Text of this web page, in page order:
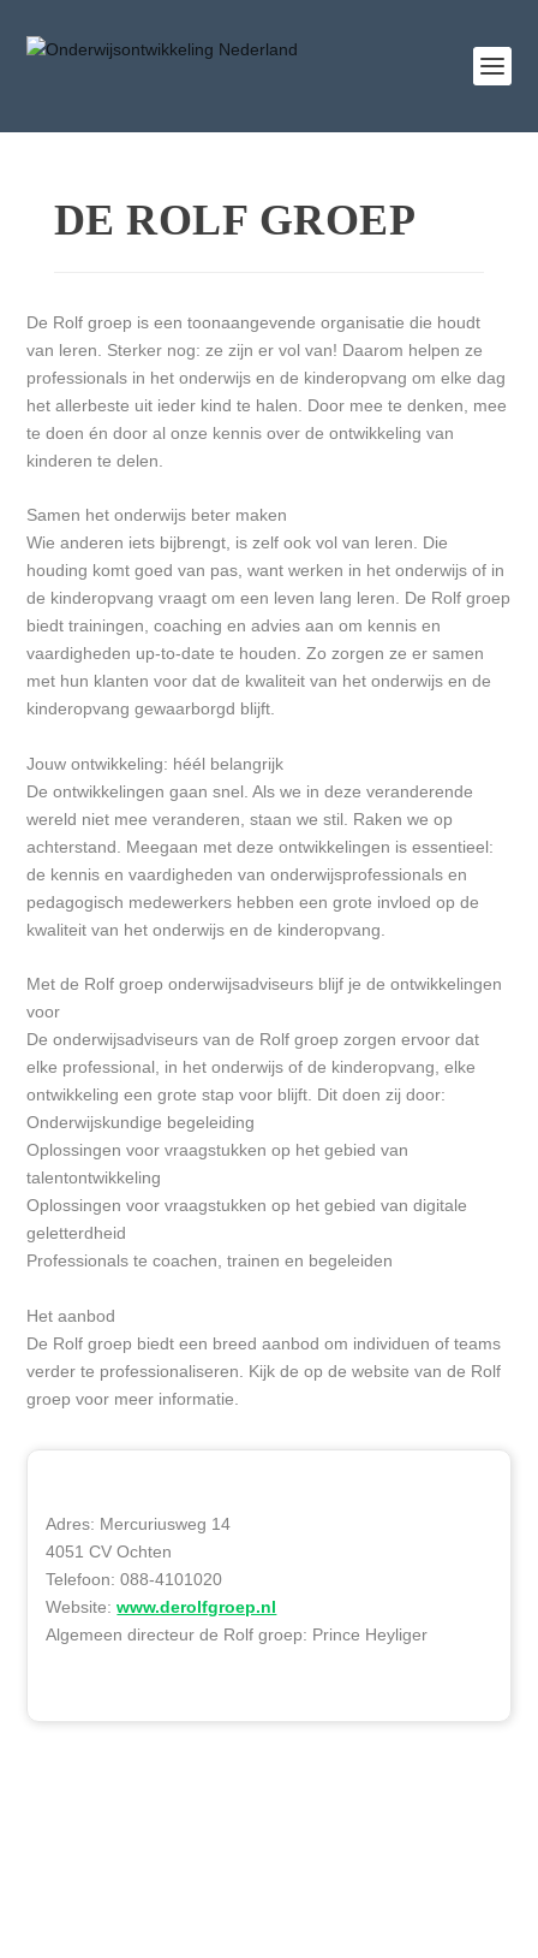
DE ROLF GROEP
De Rolf groep is een toonaangevende organisatie die houdt
van leren. Sterker nog: ze zijn er vol van! Daarom helpen ze
professionals in het onderwijs en de kinderopvang om elke dag
het allerbeste uit ieder kind te halen. Door mee te denken, mee
te doen én door al onze kennis over de ontwikkeling van
kinderen te delen.
Samen het onderwijs beter maken
Wie anderen iets bijbrengt, is zelf ook vol van leren. Die
houding komt goed van pas, want werken in het onderwijs of in
de kinderopvang vraagt om een leven lang leren. De Rolf groep
biedt trainingen, coaching en advies aan om kennis en
vaardigheden up-to-date te houden. Zo zorgen ze er samen
met hun klanten voor dat de kwaliteit van het onderwijs en de
kinderopvang gewaarborgd blijft.
Jouw ontwikkeling: héél belangrijk
De ontwikkelingen gaan snel. Als we in deze veranderende
wereld niet mee veranderen, staan we stil. Raken we op
achterstand. Meegaan met deze ontwikkelingen is essentieel:
de kennis en vaardigheden van onderwijsprofessionals en
pedagogisch medewerkers hebben een grote invloed op de
kwaliteit van het onderwijs en de kinderopvang.
Met de Rolf groep onderwijsadviseurs blijf je de ontwikkelingen
voor
De onderwijsadviseurs van de Rolf groep zorgen ervoor dat
elke professional, in het onderwijs of de kinderopvang, elke
ontwikkeling een grote stap voor blijft. Dit doen zij door:
Onderwijskundige begeleiding
Oplossingen voor vraagstukken op het gebied van
talentontwikkeling
Oplossingen voor vraagstukken op het gebied van digitale
geletterdheid
Professionals te coachen, trainen en begeleiden
Het aanbod
De Rolf groep biedt een breed aanbod om individuen of teams
verder te professionaliseren. Kijk de op de website van de Rolf
groep voor meer informatie.
Adres: Mercuriusweg 14
4051 CV Ochten
Telefoon: 088-4101020
Website:www.derolfgroep.nl
Algemeen directeur de Rolf groep: Prince Heyliger